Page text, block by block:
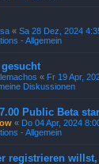
« Sa 28 Dez, 2024
- Allgemein
« Fr 19 Apr,
Diskussionen
Public Beta
« Do 04 Apr, 2024
- Allgemein
registrieren